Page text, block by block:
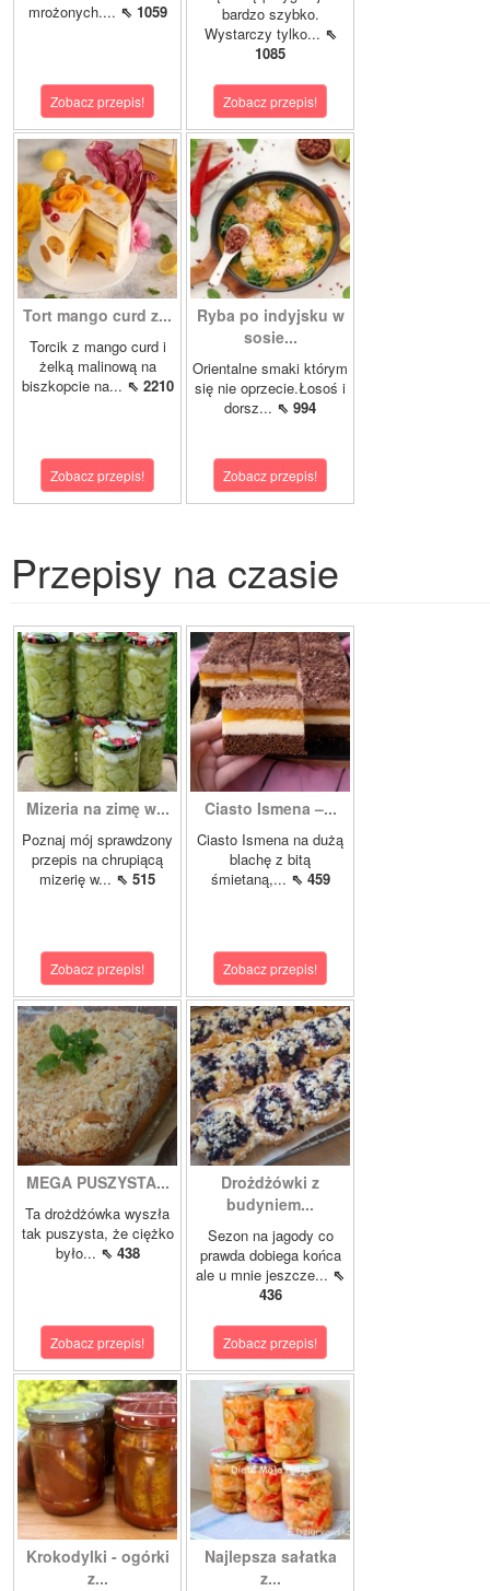
mrożonych.... ⇖ 1059
Zobacz przepis!
bardzo szybko.
Wystarczy tylko... ⇖
1085
Zobacz przepis!
Tort mango curd z...
Torcik z mango curd i
żelką malinową na
biszkopcie na... ⇖ 2210
Zobacz przepis!
Ryba po indyjsku w
sosie...
Orientalne smaki którym
się nie oprzecie.Łosoś i
dorsz... ⇖ 994
Zobacz przepis!
Przepisy na czasie
Mizeria na zimę w...
Poznaj mój sprawdzony
przepis na chrupiącą
mizerię w... ⇖ 515
Zobacz przepis!
Ciasto Ismena –...
Ciasto Ismena na dużą
blachę z bitą
śmietaną,... ⇖ 459
Zobacz przepis!
MEGA PUSZYSTA...
Ta drożdżówka wyszła
tak puszysta, że ciężko
było... ⇖ 438
Zobacz przepis!
Drożdżówki z
budyniem...
Sezon na jagody co
prawda dobiega końca
ale u mnie jeszcze... ⇖
436
Zobacz przepis!
Krokodylki - ogórki
z...
Najlepsza sałatka
z...